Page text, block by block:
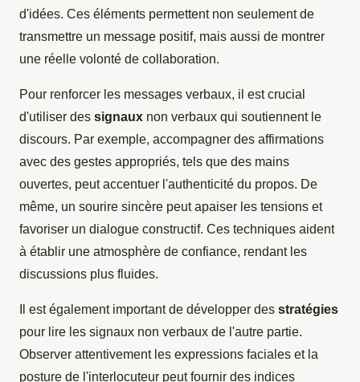
d'idées. Ces éléments permettent non seulement de
transmettre un message positif, mais aussi de montrer
une réelle volonté de collaboration.
Pour renforcer les messages verbaux, il est crucial
d'utiliser des signaux non verbaux qui soutiennent le
discours. Par exemple, accompagner des affirmations
avec des gestes appropriés, tels que des mains
ouvertes, peut accentuer l'authenticité du propos. De
même, un sourire sincère peut apaiser les tensions et
favoriser un dialogue constructif. Ces techniques aident
à établir une atmosphère de confiance, rendant les
discussions plus fluides.
Il est également important de développer des stratégies
pour lire les signaux non verbaux de l'autre partie.
Observer attentivement les expressions faciales et la
posture de l'interlocuteur peut fournir des indices